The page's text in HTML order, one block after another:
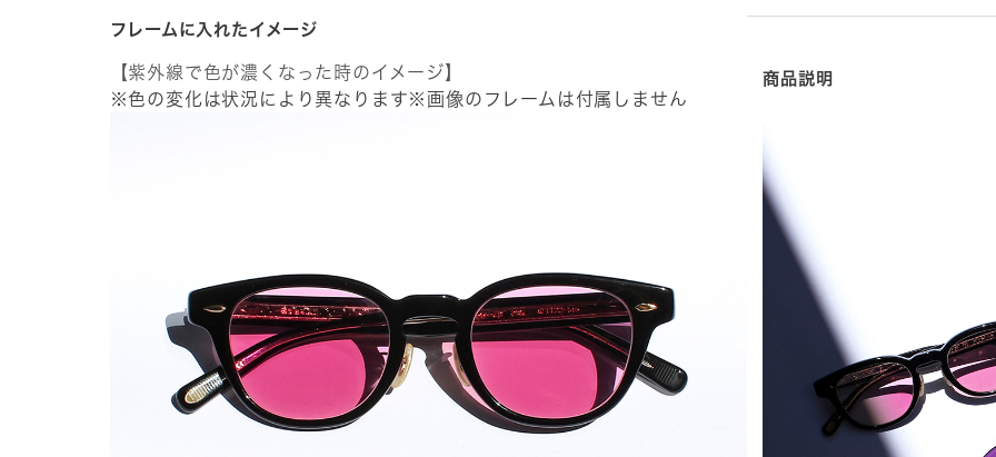
フレームに入れたイメージ
【紫外線で色が濃くなった時のイメージ】
※色の変化は状況により異なります※画像のフレームは付属しません
商品説明